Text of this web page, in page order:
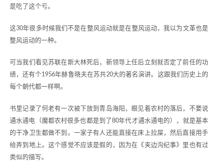
是吃了这个亏。
这30年很多时候我们不是在整风运动就是在整风运动，我以为文革也是
整风运动的一种。
可当我们看见苏联在斯大林死后，新领导上任后立刻就否定了前任的功
绩，还有个1956年赫鲁晓夫在苏共20大的著名演讲。这跟我们历史上的
每个朝代都一样啊。
书里记录了何老有一次被下放到青岛海阳，眼见着农村的落后，不要说
通水通电（魔都农村很多也都是到了80年代才通水通电的），就是基本
的干净卫生都做不到。一家子有人还能直接在床上拉屎，然后直接用手
给弄到地上。这个感觉不应该是假的，因为在《夹边沟纪事》里也有过
类似的描写。